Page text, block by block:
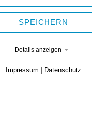
- RINDER
in der
SPEICHERN
Details anzeigen
Impressum Datenschutz